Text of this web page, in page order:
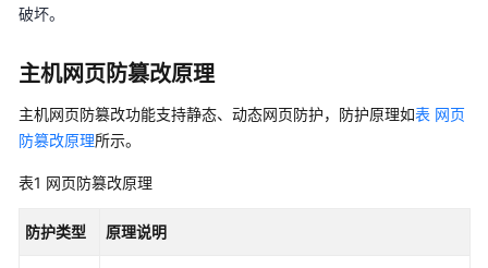
说
快
速
入
户
破坏。
主机网页防篡改原理
主机网页防篡改功能支持静态、动态网页防护，防护原理如表 网页
防篡改原理所示。
表1 网页防篡改原理
防护类型 原理说明